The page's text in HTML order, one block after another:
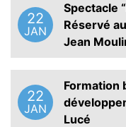
22
JAN
Spectacle
Réservé
Jean
22
JAN
Formation
Lucé